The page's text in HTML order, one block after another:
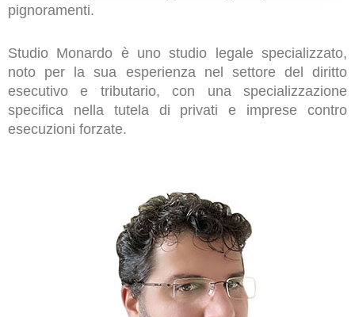
pignoramenti.
Studio Monardo è uno studio legale specializzato,
noto per la sua esperienza nel settore del diritto
esecutivo e tributario, con una specializzazione
specifica nella tutela di privati e imprese contro
esecuzioni forzate.